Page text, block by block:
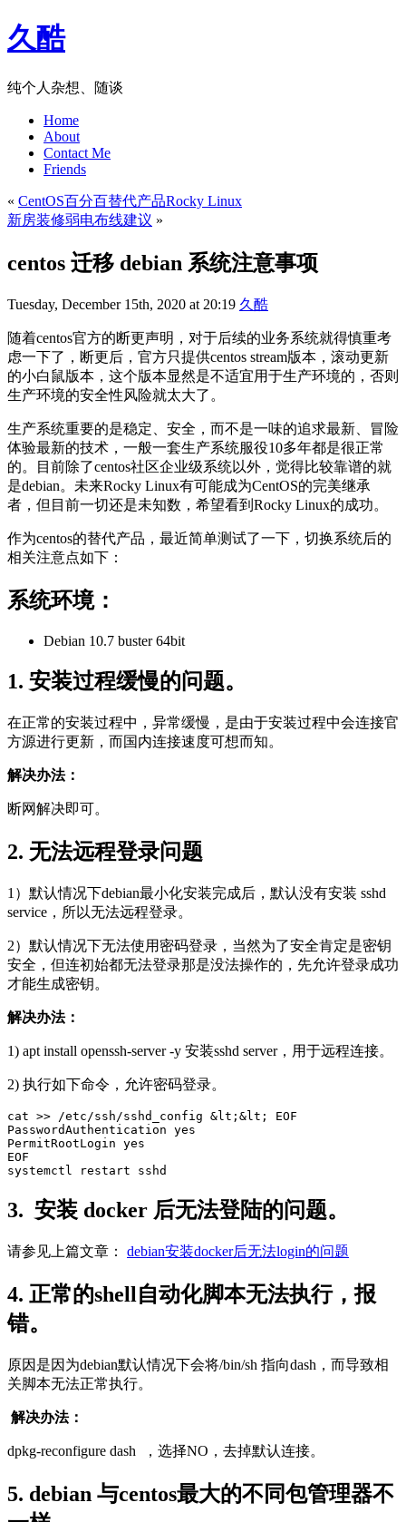
久酷
纯个人杂想、随谈
Home
About
Contact Me
Friends
« CentOS百分百替代产品Rocky Linux
新房装修弱电布线建议 »
centos 迁移 debian 系统注意事项
Tuesday, December 15th, 2020 at 20:19 久酷
随着centos官方的断更声明，对于后续的业务系统就得慎重考
虑一下了，断更后，官方只提供centos stream版本，滚动更新
的小白鼠版本，这个版本显然是不适宜用于生产环境的，否则
生产环境的安全性风险就太大了。
生产系统重要的是稳定、安全，而不是一味的追求最新、冒险
体验最新的技术，一般一套生产系统服役10多年都是很正常
的。目前除了centos社区企业级系统以外，觉得比较靠谱的就
是debian。未来Rocky Linux有可能成为CentOS的完美继承
者，但目前一切还是未知数，希望看到Rocky Linux的成功。
作为centos的替代产品，最近简单测试了一下，切换系统后的
相关注意点如下：
系统环境：
Debian 10.7 buster 64bit
1. 安装过程缓慢的问题。
在正常的安装过程中，异常缓慢，是由于安装过程中会连接官
方源进行更新，而国内连接速度可想而知。
解决办法：
断网解决即可。
2. 无法远程登录问题
1）默认情况下debian最小化安装完成后，默认没有安装 sshd
service，所以无法远程登录。
2）默认情况下无法使用密码登录，当然为了安全肯定是密钥
安全，但连初始都无法登录那是没法操作的，先允许登录成功
才能生成密钥。
解决办法：
1) apt install openssh-server -y 安装sshd server，用于远程连接。
2) 执行如下命令，允许密码登录。
cat >> /etc/ssh/sshd_config &lt;&lt; EOF
PasswordAuthentication yes
PermitRootLogin yes
EOF
3. 安装 docker 后无法登陆的问题。
请参见上篇文章： debian安装docker后无法login的问题
4. 正常的shell自动化脚本无法执行，报
错。
原因是因为debian默认情况下会将/bin/sh 指向dash，而导致相
关脚本无法正常执行。
解决办法：
dpkg-reconfigure dash ，选择NO，去掉默认连接。
5. debian 与centos最大的不同包管理器不